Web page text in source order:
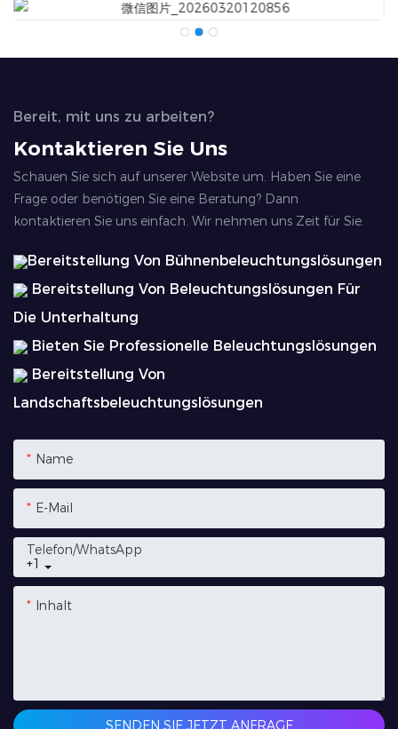
Bereit, mit uns zu arbeiten?
Kontaktieren Sie Uns
Schauen Sie sich auf unserer Website um. Haben Sie eine
Frage oder benötigen Sie eine Beratung? Dann
kontaktieren Sie uns einfach. Wir nehmen uns Zeit für Sie.
Bereitstellung Von Bühnenbeleuchtungslösungen
Bereitstellung Von Beleuchtungslösungen Für
Die Unterhaltung
Bieten Sie Professionelle Beleuchtungslösungen
Bereitstellung Von
Landschaftsbeleuchtungslösungen
Name
E-Mail
+1
Telefon/WhatsApp
Inhalt